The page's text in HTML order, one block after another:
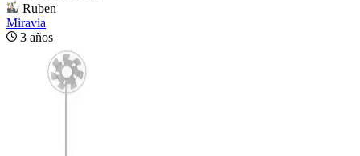
Ruben
Miravia
3 años